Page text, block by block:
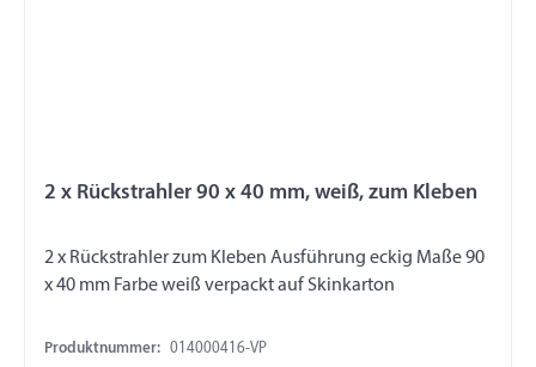
2 x Rückstrahler 90 x 40 mm, weiß, zum Kleben
2 x Rückstrahler zum Kleben Ausführung eckig Maße 90
x 40 mm Farbe weiß verpackt auf Skinkarton
Produktnummer: 014000416-VP